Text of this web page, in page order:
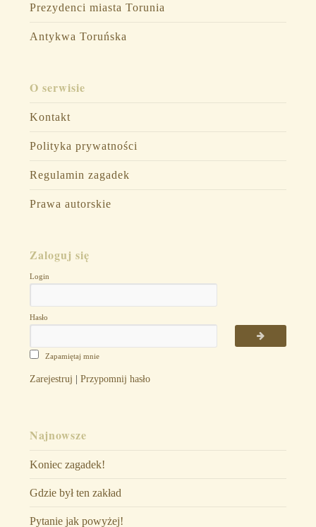
Prezydenci miasta Torunia
Antykwa Toruńska
O serwisie
Kontakt
Polityka prywatności
Regulamin zagadek
Prawa autorskie
Zaloguj się
Login
Hasło
Zapamiętaj mnie
Zarejestruj | Przypomnij hasło
Najnowsze
Koniec zagadek!
Gdzie był ten zakład
Pytanie jak powyżej!